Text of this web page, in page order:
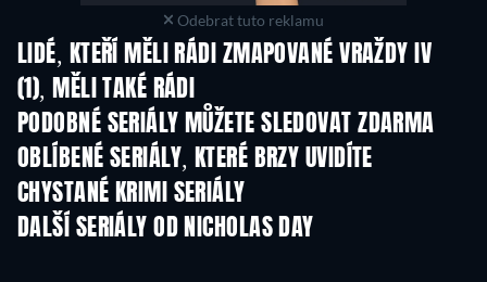
Odebrat tuto reklamu
LIDÉ, KTEŘÍ MĚLI RÁDI ZMAPOVANÉ VRAŽDY IV
(1), MĚLI TAKÉ RÁDI
TV
PODOBNÉ SERIÁLY MŮŽETE SLEDOVAT ZDARMA
TV TV
OBLÍBENÉ SERIÁLY, KTERÉ BRZY UVIDÍTE
TV TV
CHYSTANÉ KRIMI SERIÁLY
Řada 6
DALŠÍ SERIÁLY OD NICHOLAS DAY